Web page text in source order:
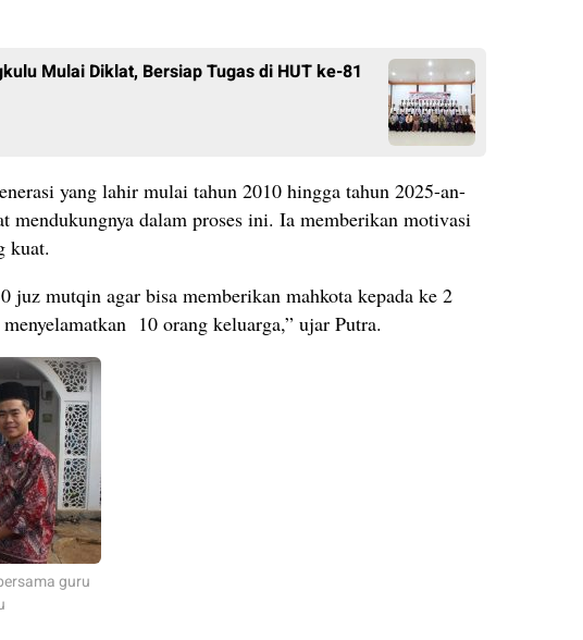
Mulai Diklat, Bersiap Tugas di HUT ke-81
yang lahir mulai tahun 2010 hingga tahun 2025-an-
mendukungnya dalam proses ini. Ia memberikan motivasi
kuat.
juz mutqin agar bisa memberikan mahkota kepada ke 2
10 orang keluarga,” ujar Putra.
guru